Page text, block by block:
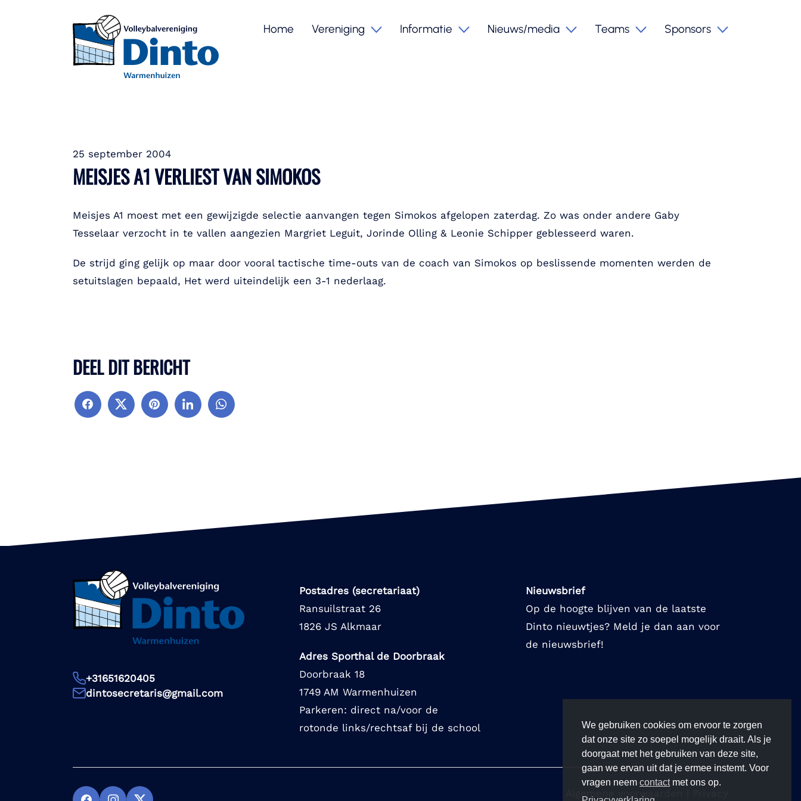
Home Vereniging Informatie Nieuws/media Teams Sponsors
25 september 2004
MEISJES A1 VERLIEST VAN SIMOKOS
Meisjes A1 moest met een gewijzigde selectie aanvangen tegen Simokos afgelopen zaterdag. Zo was onder andere Gaby
Tesselaar verzocht in te vallen aangezien Margriet Leguit, Jorinde Olling & Leonie Schipper geblesseerd waren.
De strijd ging gelijk op maar door vooral tactische time-outs van de coach van Simokos op beslissende momenten werden de
setuitslagen bepaald, Het werd uiteindelijk een 3-1 nederlaag.
DEEL DIT BERICHT
+31651620405
dintosecretaris@gmail.com
Postadres (secretariaat)
Ransuilstraat 26
1826 JS Alkmaar
Adres Sporthal de Doorbraak
Doorbraak 18
1749 AM Warmenhuizen
Parkeren: direct na/voor de
rotonde links/rechtsaf bij de school
Nieuwsbrief
Op de hoogte blijven van de laatste
Dinto nieuwtjes? Meld je dan aan voor
de nieuwsbrief!
Algemene voorwaarden
We gebruiken cookies om ervoor te zorgen
dat onze site zo soepel mogelijk draait. Als je
doorgaat met het gebruiken van deze site,
gaan we ervan uit dat je ermee instemt. Voor
vragen neem contactmet ons op.